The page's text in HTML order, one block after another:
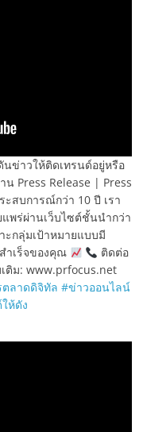
ข่าวให้ติดเทรนด์อยู่หรือ
น Press Release | Press
สบการณ์กว่า 10 ปี เรา
พร่ผ่านเว็บไซต์ชั้นนำกว่า
ะกลุ่มเป้าหมายแบบมี
ำเร็จของคุณ
ติดต่อ
เติม: www.prfocus.net
ตลาดดิจิทัล #ข่าวออนไลน์
ห้ดัง